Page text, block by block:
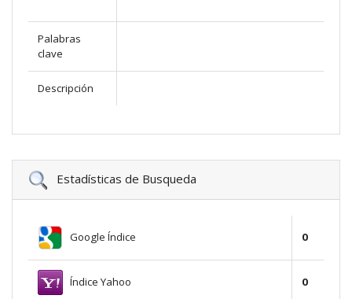
Palabras
clave
Descripción
Estadísticas de Busqueda
Google Índice 0
Índice Yahoo 0